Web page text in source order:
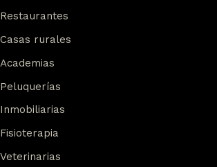
Restaurantes
Casas rurales
Academias
Peluquerías
Inmobiliarias
Fisioterapia
Veterinarias